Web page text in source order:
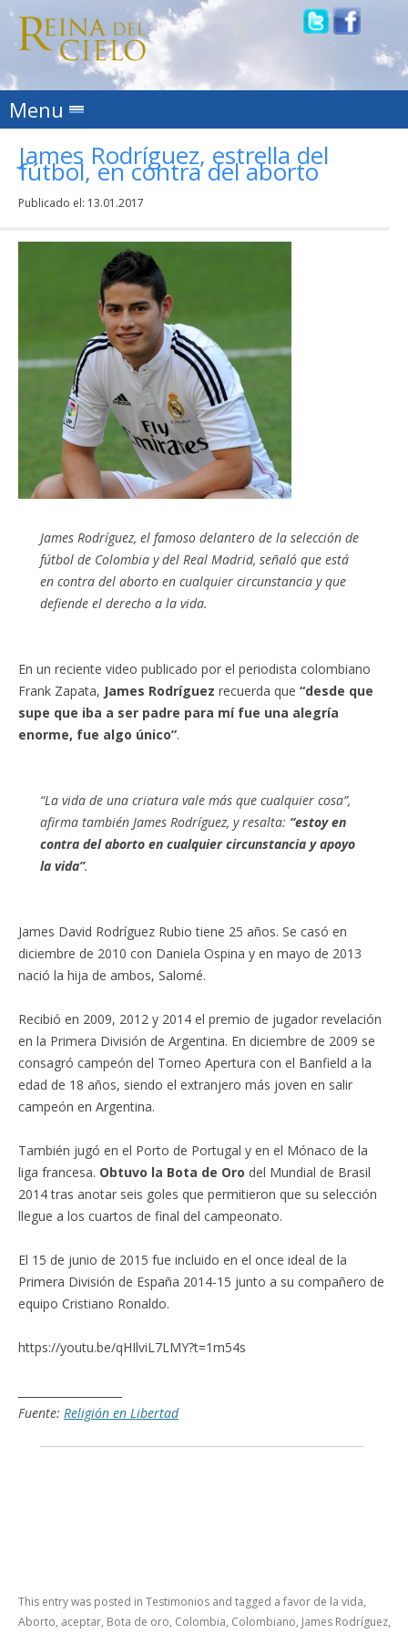
Menu Skip to content
James Rodríguez, estrella del
fútbol, en contra del aborto
Publicado el: 13.01.2017
James Rodríguez, el famoso delantero de la selección de
fútbol de Colombia y del Real Madrid, señaló que está
en contra del aborto en cualquier circunstancia y que
defiende el derecho a la vida.
En un reciente video publicado por el periodista colombiano
Frank Zapata, James Rodríguez recuerda que “desde que
supe que iba a ser padre para mí fue una alegría
enorme, fue algo único”.
“La vida de una criatura vale más que cualquier cosa”,
afirma también James Rodríguez, y resalta: “estoy en
contra del aborto en cualquier circunstancia y apoyo
la vida”.
James David Rodríguez Rubio tiene 25 años. Se casó en
diciembre de 2010 con Daniela Ospina y en mayo de 2013
nació la hija de ambos, Salomé.
Recibió en 2009, 2012 y 2014 el premio de jugador revelación
en la Primera División de Argentina. En diciembre de 2009 se
consagró campeón del Torneo Apertura con el Banfield a la
edad de 18 años, siendo el extranjero más joven en salir
campeón en Argentina.
También jugó en el Porto de Portugal y en el Mónaco de la
liga francesa. Obtuvo la Bota de Oro del Mundial de Brasil
2014 tras anotar seis goles que permitieron que su selección
llegue a los cuartos de final del campeonato.
El 15 de junio de 2015 fue incluido en el once ideal de la
Primera División de España 2014-15 junto a su compañero de
equipo Cristiano Ronaldo.
https://youtu.be/qHIlviL7LMY?t=1m54s
Fuente: Religión en Libertad
This entry was posted in Testimonios and tagged a favor de la vida,
Aborto, aceptar, Bota de oro, Colombia, Colombiano, James Rodríguez,